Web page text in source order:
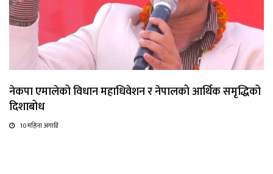
नेकपा एमालेको विधान महाधिवेशन र नेपालको आर्थिक समृद्धिको
दिशाबोध
10 महिना अगाडि